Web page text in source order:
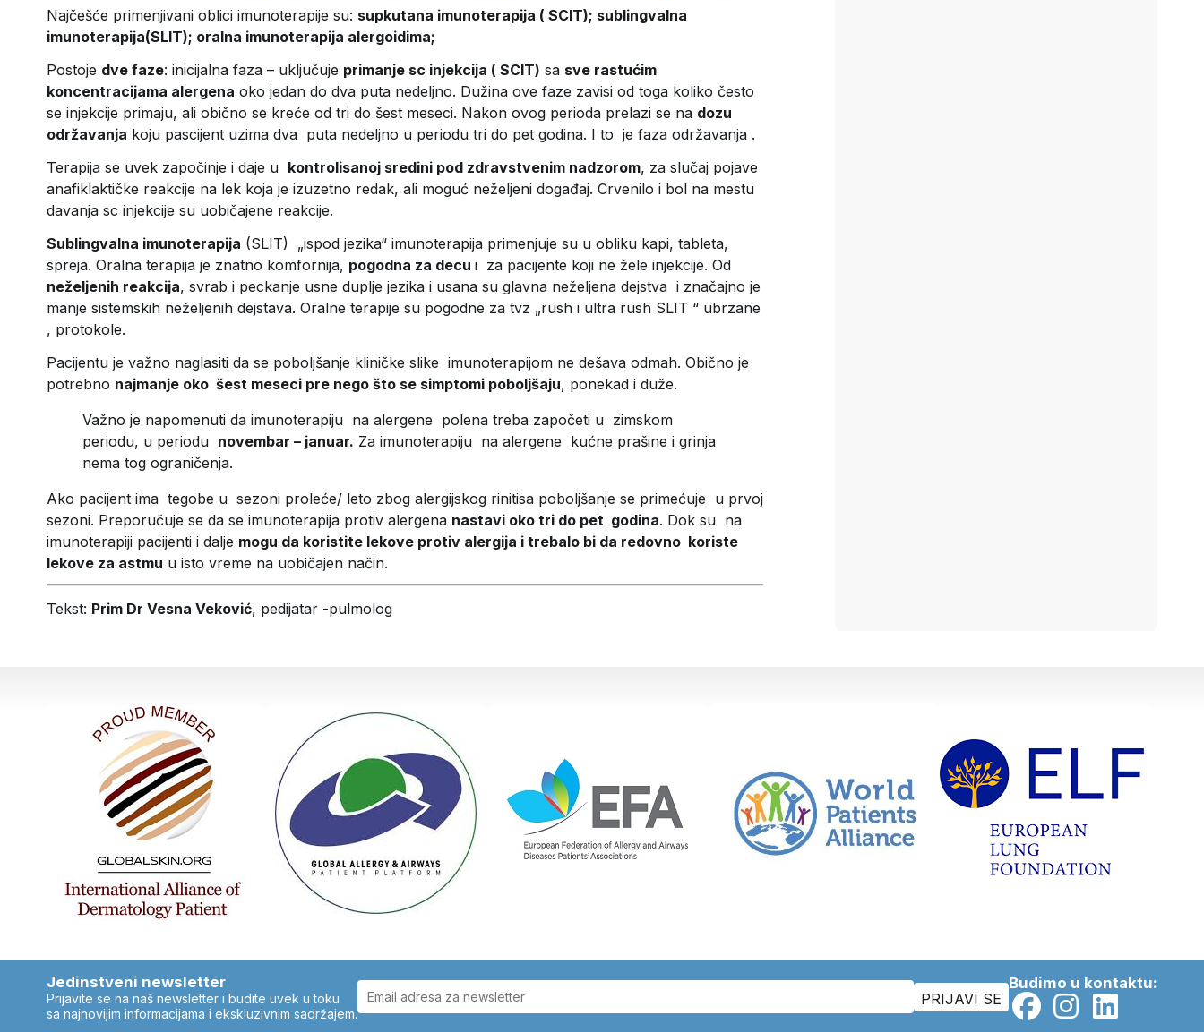
Najčešće primenjivani oblici imunoterapije su: supkutana imunoterapija ( SCIT); sublingvalna
imunoterapija(SLIT); oralna imunoterapija alergoidima;
Postoje dve faze: inicijalna faza – uključuje primanje sc injekcija ( SCIT) sa sve rastućim
koncentracijama alergena oko jedan do dva puta nedeljno. Dužina ove faze zavisi od toga koliko često
se injekcije primaju, ali obično se kreće od tri do šest meseci. Nakon ovog perioda prelazi se na dozu
održavanja koju pascijent uzima dva puta nedeljno u periodu tri do pet godina. I to je faza održavanja .
Terapija se uvek započinje i daje u kontrolisanoj sredini pod zdravstvenim nadzorom, za slučaj pojave
anafiklaktičke reakcije na lek koja je izuzetno redak, ali moguć neželjeni događaj. Crvenilo i bol na mestu
davanja sc injekcije su uobičajene reakcije.
Sublingvalna imunoterapija (SLIT) „ispod jezika“ imunoterapija primenjuje su u obliku kapi, tableta,
spreja. Oralna terapija je znatno komfornija, pogodna za decu i za pacijente koji ne žele injekcije. Od
neželjenih reakcija, svrab i peckanje usne duplje jezika i usana su glavna neželjena dejstva i značajno je
manje sistemskih neželjenih dejstava. Oralne terapije su pogodne za tvz „rush i ultra rush SLIT “ ubrzane
, protokole.
Pacijentu je važno naglasiti da se poboljšanje kliničke slike imunoterapijom ne dešava odmah. Obično je
potrebno najmanje oko šest meseci pre nego što se simptomi poboljšaju, ponekad i duže.
Važno je napomenuti da imunoterapiju na alergene polena treba započeti u zimskom
periodu, u periodu novembar – januar. Za imunoterapiju na alergene kućne prašine i grinja
nema tog ograničenja.
Ako pacijent ima tegobe u sezoni proleće/ leto zbog alergijskog rinitisa poboljšanje se primećuje u prvoj
sezoni. Preporučuje se da se imunoterapija protiv alergena nastavi oko tri do pet godina. Dok su na
imunoterapiji pacijenti i dalje mogu da koristite lekove protiv alergija i trebalo bi da redovno koriste
lekove za astmu u isto vreme na uobičajen način.
Tekst: Prim Dr Vesna Veković, pedijatar -pulmolog
Jedinstveni newsletter
Prijavite se na naš newsletter i budite uvek u toku
sa najnovijim informacijama i ekskluzivnim sadržajem.
Budimo u kontaktu: